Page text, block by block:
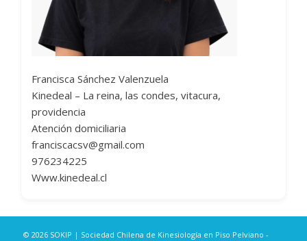
Francisca Sánchez Valenzuela
Kinedeal – La reina, las condes, vitacura,
providencia
Atención domiciliaria
franciscacsv@gmail.com
976234225
Www.kinedeal.cl
© 2026 SOKIP | Sociedad Chilena de Kinesiología en Piso Pelviano -